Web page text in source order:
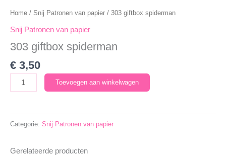
Home / Snij Patronen van papier / 303 giftbox spiderman
Snij Patronen van papier
303 giftbox spiderman
€ 3,50
giftbox
aantal
Toevoegen aan winkelwagen
Categorie: Snij Patronen van papier
Gerelateerde producten